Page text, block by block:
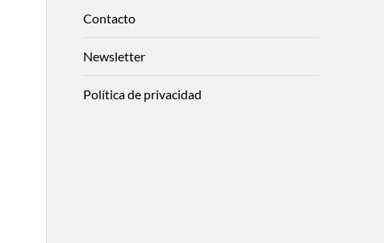
Contacto
Newsletter
Política de privacidad